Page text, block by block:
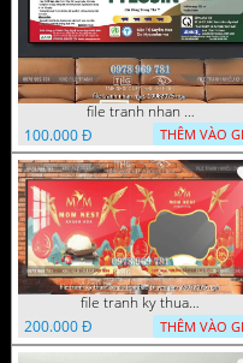
file tranh nhan mac
100.000 Đ
THÊM VÀO
file tranh ky thuat so do
200.000 Đ
THÊM VÀO